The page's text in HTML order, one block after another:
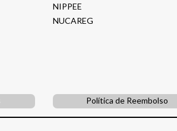
NIPPEE
NUCAREG
Política de Reembolso